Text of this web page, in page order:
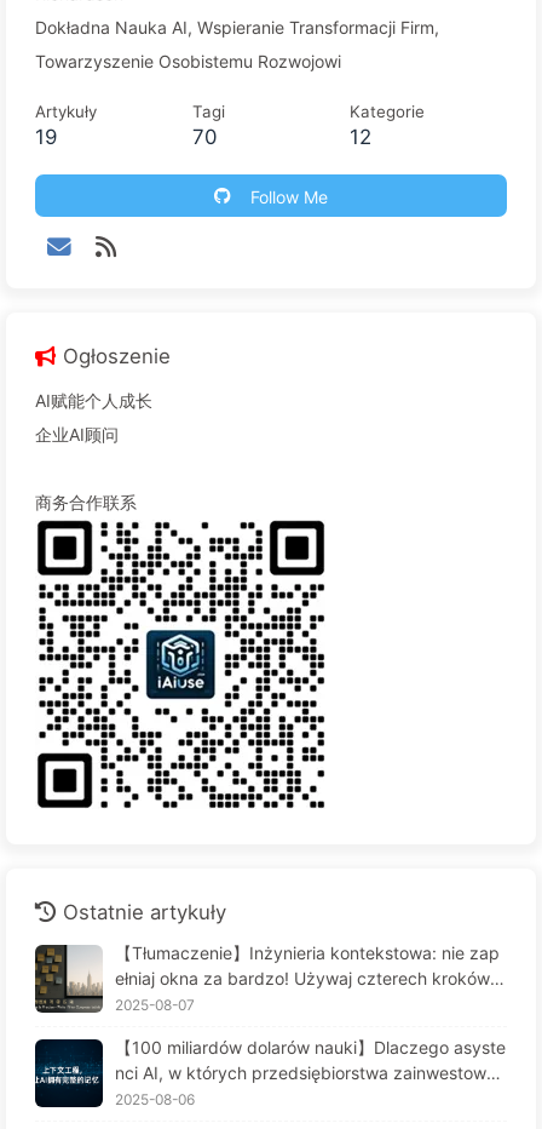
Dokładna Nauka AI, Wspieranie Transformacji Firm,
Towarzyszenie Osobistemu Rozwojowi
Artykuły
19
Tagi
70
Kategorie
12
Follow Me
Ogłoszenie
AI赋能个人成长
企业AI顾问
商务合作联系
Ostatnie artykuły
【Tłumaczenie】Inżynieria kontekstowa: nie zap
ełniaj okna za bardzo! Używaj czterech kroków d
o zarządzania kontekstem, bądź czujny na zafał
ewnątrz — Uczymy się AI powoli 170
2025-08-07
【100 miliardów dolarów nauki】Dlaczego asyste
nci AI, w których przedsiębiorstwa zainwestował
y fortunę, cierpią na "amnezję" w kluczowych mo
2025-08-06